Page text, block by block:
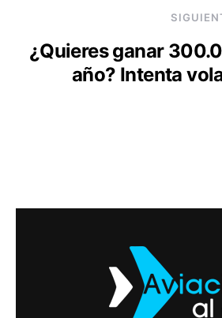
¿Quieres ganar
año? Intenta